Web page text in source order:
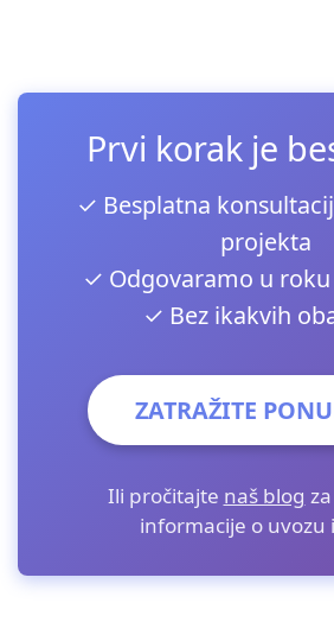
Prvi korak je
✓ Besplatna
projekta
✓ Odgovaramo u roku
✓ Bez ikakvih
ZATRAŽITE
Ili pročitajte naš blog
informacije o uvozu